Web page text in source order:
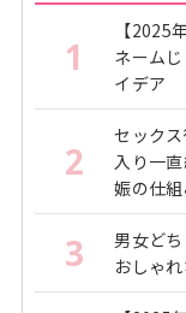
1
【2025
ネーム
イデア
2
セック
入り一
娠の仕組
3
男女ど
おしゃ